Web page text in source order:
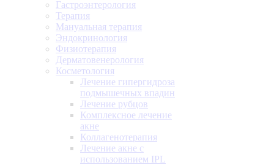
Гастроэнтерология
Терапия
Мануальная терапия
Эндокринология
Физиотерапия
Дерматовенерология
Косметология
Лечение гипергидроза
подмышечных впадин
Лечение рубцов
Комплексное лечение
акне
Коллагенотерапия
Лечение акне с
использованием IPL